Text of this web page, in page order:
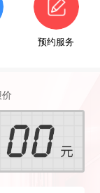
预约服务